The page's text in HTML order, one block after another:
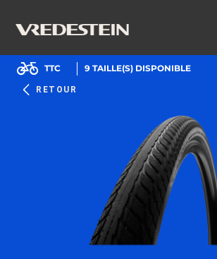
RETOUR
TTC 9 TAILLE(S) DISPONIBLE